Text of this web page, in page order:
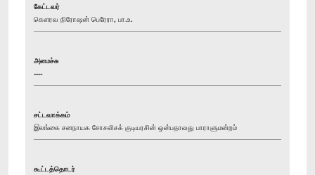
கேட்டவர்
கௌரவ நிரோஷன் பெரேரா, பா.உ.
அமைச்சு
----
சட்டவாக்கம்
இலங்கை சனநாயக சோசலிசக் குடியரசின் ஒன்பதாவது பாராளுமன்றம்
கூட்டத்தொடர்